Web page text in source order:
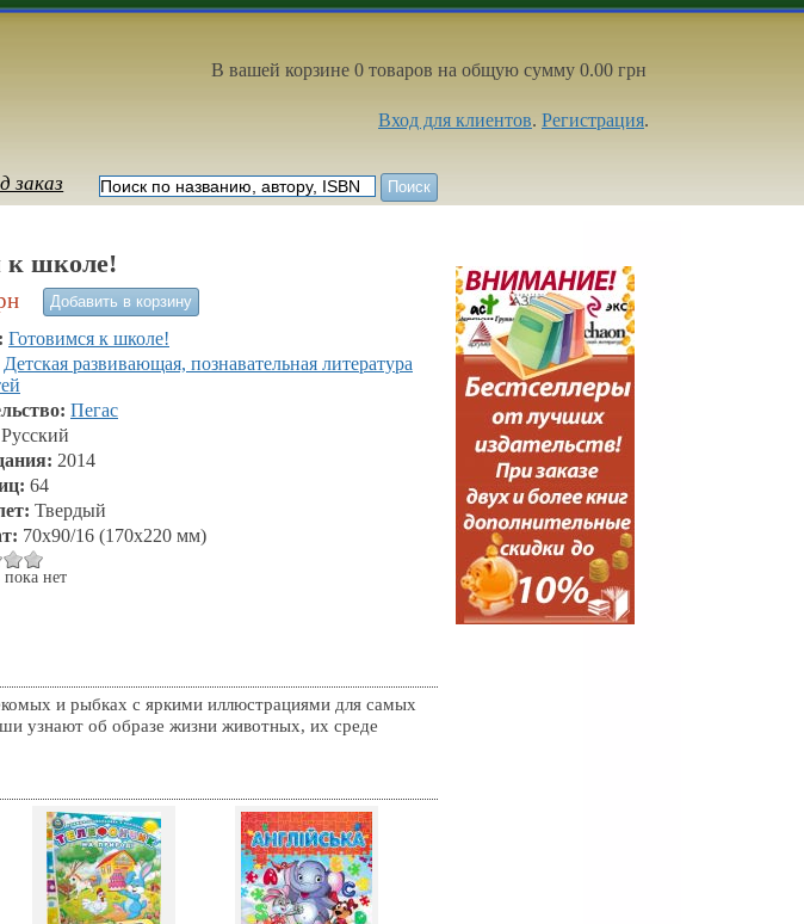
Вход для клиентов. Регистрация.
В вашей корзине 0 товаров на общую сумму 0.00 грн
заказ
к школе!
Готовимся к школе!
Детская развивающая, познавательная литература
Пегас
Русский
2014
64
Твердый
70x90/16 (170х220 мм)
пока нет
и рыбках с яркими иллюстрациями для самых
узнают об образе жизни животных, их среде